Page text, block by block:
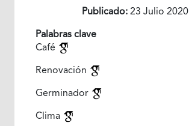
Publicado:23 Julio 2020
Palabras clave
Café
Renovación
Germinador
Clima